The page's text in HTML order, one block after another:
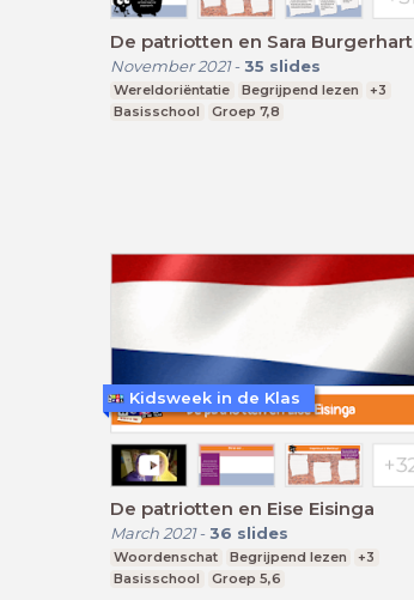
De patriotten en Sara Burgerhart
November 2021- 35 slides
Wereldoriëntatie Begrijpend lezen
+3
Basisschool
Groep 7,8
De patriotten en Eise Eisinga
March 2021- 36 slides
Woordenschat Begrijpend lezen
+3
Basisschool
Groep 5,6
Kidsweek in de Klas